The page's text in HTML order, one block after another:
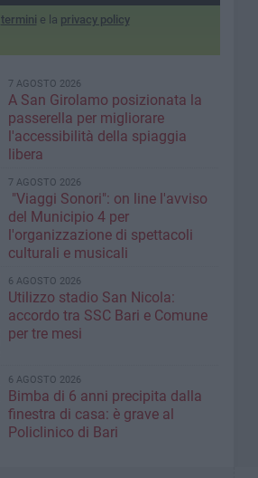
termini e la privacy policy
7 AGOSTO 2026
A San Girolamo posizionata la
passerella per migliorare
l'accessibilità della spiaggia
libera
7 AGOSTO 2026
"Viaggi Sonori": on line l'avviso
del Municipio 4 per
l'organizzazione di spettacoli
culturali e musicali
6 AGOSTO 2026
Utilizzo stadio San Nicola:
accordo tra SSC Bari e Comune
per tre mesi
6 AGOSTO 2026
Bimba di 6 anni precipita dalla
finestra di casa: è grave al
Policlinico di Bari